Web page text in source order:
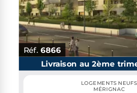
Réf. 6866
Livraison au 2ème
LOGEMENTS NEUFS
MÉRIGNAC